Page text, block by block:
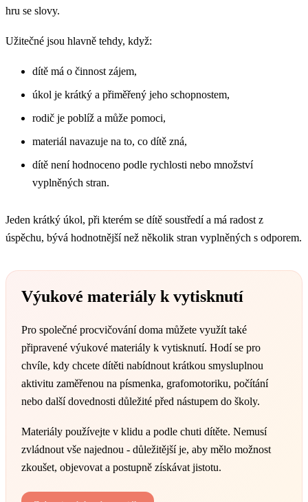
hru se slovy.
Užitečné jsou hlavně tehdy, když:
dítě má o činnost zájem,
úkol je krátký a přiměřený jeho schopnostem,
rodič je poblíž a může pomoci,
materiál navazuje na to, co dítě zná,
dítě není hodnoceno podle rychlosti nebo množství
vyplněných stran.
Jeden krátký úkol, při kterém se dítě soustředí a má radost z
úspěchu, bývá hodnotnější než několik stran vyplněných s odporem.
Výukové materiály k vytisknutí
Pro společné procvičování doma můžete využít také
připravené výukové materiály k vytisknutí. Hodí se pro
chvíle, kdy chcete dítěti nabídnout krátkou smysluplnou
aktivitu zaměřenou na písmenka, grafomotoriku, počítání
nebo další dovednosti důležité před nástupem do školy.
Materiály používejte v klidu a podle chuti dítěte. Nemusí
zvládnout vše najednou - důležitější je, aby mělo možnost
zkoušet, objevovat a postupně získávat jistotu.